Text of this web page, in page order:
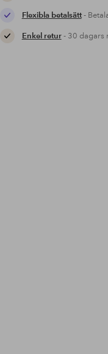
Flexibla betalsätt-
Enkel retur- 30 dagars